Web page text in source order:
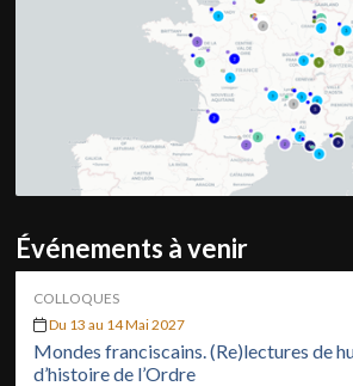
Événements à venir
COLLOQUES
Du 13 au 14 Mai 2027
Mondes franciscains. (Re)lectures de
d’histoire de l’Ordre